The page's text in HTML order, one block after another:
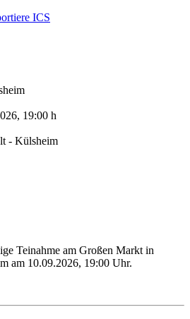
, 19:00 h
- Külsheim
Teinahme am Großen Markt in
am 10.09.2026, 19:00 Uhr.